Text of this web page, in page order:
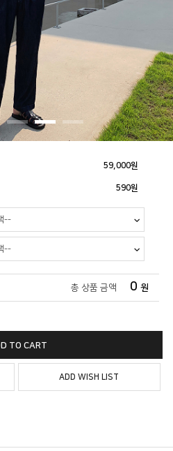
59,000원
590원
총 상품 금액 0 원
TO CART
ADD WISH LIST